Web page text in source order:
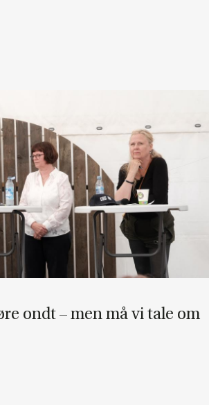
AI: Er dan­nel­se og
ondt – men må vi tale om
kan gøre ondt – men må vi tale om